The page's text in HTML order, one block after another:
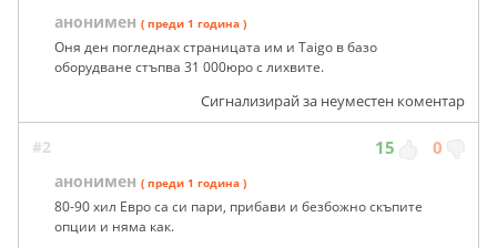
анонимен ( преди 1 година )
Оня ден погледнах страницата им и Taigo в базо
оборудване стъпва 31 000юро с лихвите.
Сигнализирай за неуместен коментар
#2 15 0
анонимен ( преди 1 година )
80-90 хил Евро са си пари, прибави и безбожно скъпите
опции и няма как.